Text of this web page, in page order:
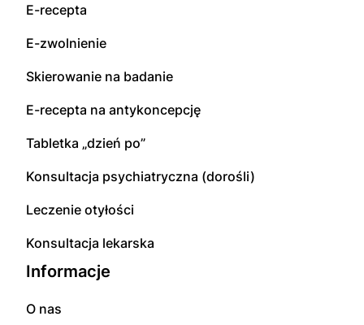
E-recepta
E-zwolnienie
Skierowanie na badanie
E-recepta na antykoncepcję
Tabletka „dzień po”
Konsultacja psychiatryczna (dorośli)
Leczenie otyłości
Konsultacja lekarska
Informacje
O nas